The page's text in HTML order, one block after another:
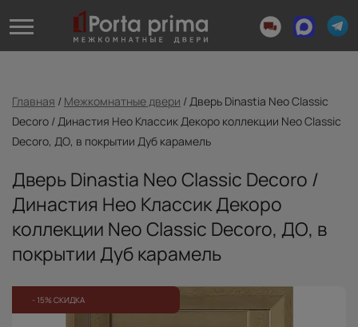
Главная / Межкомнатные двери /Дверь Dinastia Neo Classic
Decoro / Династия Нео Классик Декоро коллекции Neo Classic
Decoro, ДО, в покрытии Дуб карамель
Дверь Dinastia Neo Classic Decoro /
Династия Нео Классик Декоро
коллекции Neo Classic Decoro, ДО, в
покрытии Дуб карамель
- 15% СКИДКА